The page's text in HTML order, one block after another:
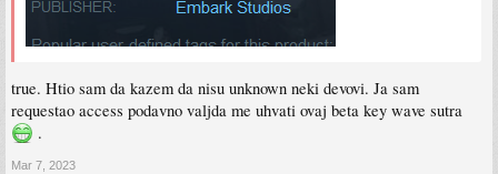
true. Htio sam da kazem da nisu unknown neki devovi. Ja sam
requestao access podavno valjda me uhvati ovaj beta key wave sutra
.
Mar 7, 2023